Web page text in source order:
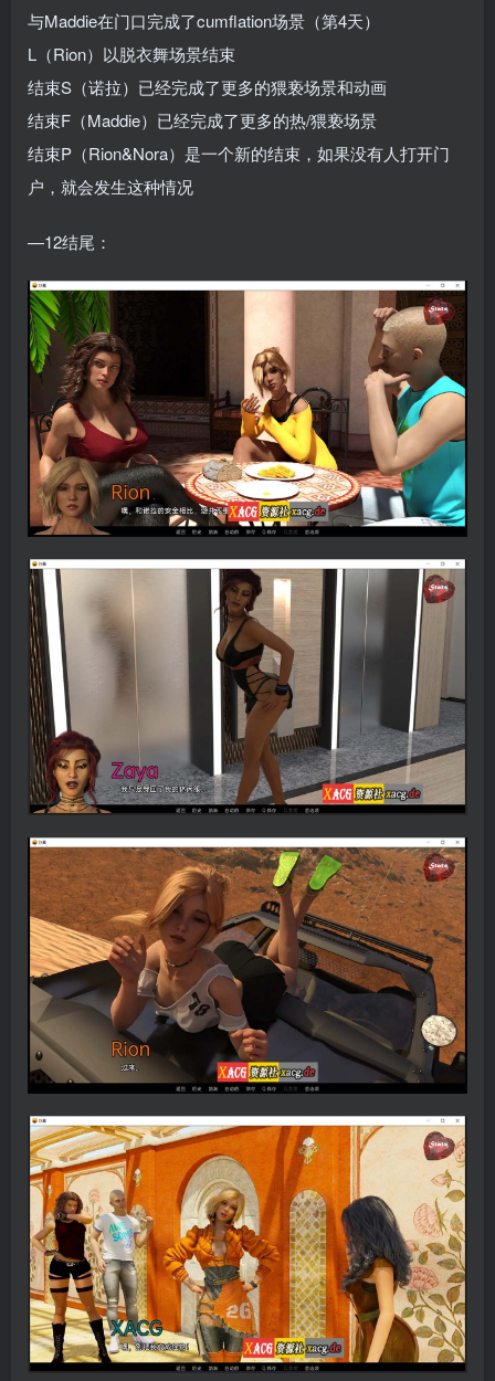
与Maddie在门口完成了cumflation场景（第4天）
L（Rion）以脱衣舞场景结束
结束S（诺拉）已经完成了更多的猥亵场景和动画
结束F（Maddie）已经完成了更多的热/猥亵场景
结束P（Rion&Nora）是一个新的结束，如果没有人打开门
户，就会发生这种情况
—12结尾：